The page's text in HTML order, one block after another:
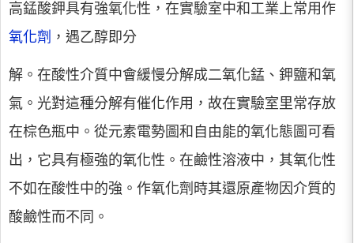
高錳酸鉀具有強氧化性，在實驗室中和工業上常用作
氧化劑 ，遇乙醇即分
解。在酸性介質中會緩慢分解成二氧化錳、鉀鹽和氧
氣。光對這種分解有催化作用，故在實驗室里常存放
在棕色瓶中。從元素電勢圖和自由能的氧化態圖可看
出，它具有極強的氧化性。在鹼性溶液中，其氧化性
不如在酸性中的強。作氧化劑時其還原產物因介質的
酸鹼性而不同。